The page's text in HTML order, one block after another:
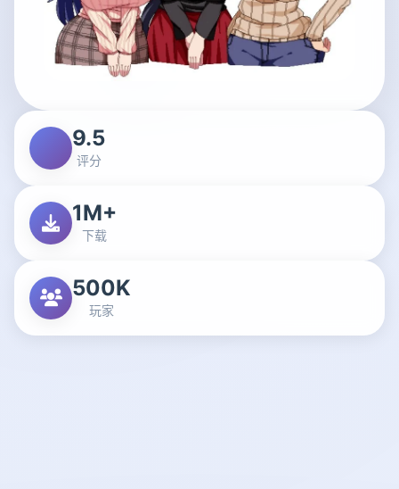
9.5
评分
1M+
下载
500K
玩家